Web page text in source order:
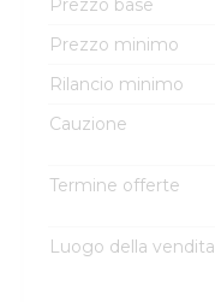
Prezzo base
Prezzo minimo
Rilancio minimo
Cauzione
Termine offerte
Luogo della vendita